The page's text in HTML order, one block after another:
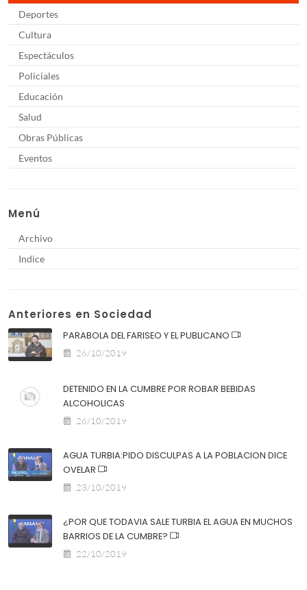
Deportes
Cultura
Espectáculos
Policiales
Educación
Salud
Obras Públicas
Eventos
Menú
Archivo
Indice
Anteriores en Sociedad
PARABOLA DEL FARISEO Y EL PUBLICANO
26/10/2019
DETENIDO EN LA CUMBRE POR ROBAR BEBIDAS
ALCOHOLICAS
26/10/2019
AGUA TURBIA:PIDO DISCULPAS A LA POBLACION DICE
OVELAR
23/10/2019
¿POR QUE TODAVIA SALE TURBIA EL AGUA EN MUCHOS
BARRIOS DE LA CUMBRE?
22/10/2019